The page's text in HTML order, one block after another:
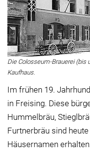
Die Colosseum-Brauerei (bis
Kaufhaus.
Im frühen 19.
in Freising. Diese
Hummelbräu,
Furtnerbräu sind
Häusernamen